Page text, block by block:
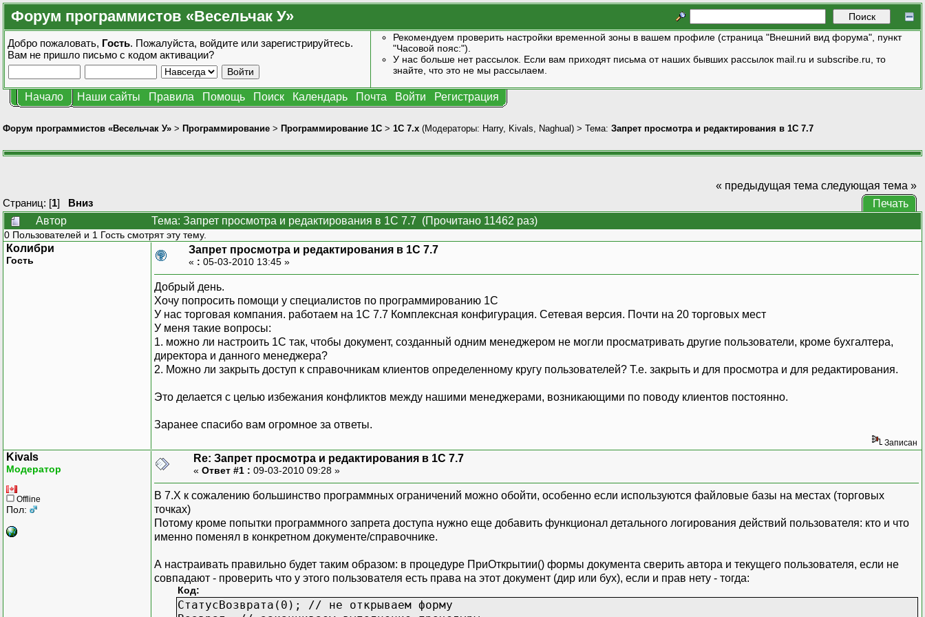
Форум программистов «Весельчак У»
Добро пожаловать, Гость. Пожалуйста, войдите или зарегистрируйтесь.
Вам не пришло письмо с кодом активации?
Рекомендуем проверить настройки временной зоны в вашем профиле (страница "Внешний вид форума", пункт
"Часовой пояс:").
У нас больше нет рассылок. Если вам приходят письма от наших бывших рассылок mail.ru и subscribe.ru, то
знайте, что это не мы рассылаем.
Начало Наши сайты Правила Помощь Поиск Календарь Почта Войти Регистрация
Форум программистов «Весельчак У» > Программирование > Программирование 1С > 1С 7.x (Модераторы: Harry, Kivals Naghual) > Тема: Запрет просмотра и редактирования в 1С 7.7
Страниц: [1] Вниз
« предыдущая тема следующая тема »
Печать
Автор
Тема: Запрет просмотра и редактирования в 1С 7.7 (Прочитано 11462 раз)
0 Пользователей и 1 Гость смотрят эту тему.
Колибри
Гость
Запрет просмотра и редактирования в 1С 7.7
« : 05-03-2010 13:45 »
Добрый день.
Хочу попросить помощи у специалистов по программированию 1С
У нас торговая компания. работаем на 1С 7.7 Комплексная конфигурация. Сетевая версия. Почти на 20 торговых мест
У меня такие вопросы:
1. можно ли настроить 1С так, чтобы документ, созданный одним менеджером не могли просматривать другие пользователи, кроме бухгалтера,
директора и данного менеджера?
2. Можно ли закрыть доступ к справочникам клиентов определенному кругу пользователей? Т.е. закрыть и для просмотра и для редактирования.
Это делается с целью избежания конфликтов между нашими менеджерами, возникающими по поводу клиентов постоянно.
Заранее спасибо вам огромное за ответы.
Записан
Kivals
Модератор
Offline
Пол:
Re: Запрет просмотра и редактирования в 1С 7.7
« Ответ #1 : 09-03-2010 09:28 »
В 7.Х к сожалению большинство программных ограничений можно обойти, особенно если используются файловые базы на местах (торговых
точках)
Потому кроме попытки программного запрета доступа нужно еще добавить функционал детального логирования действий пользователя: кто и что
именно поменял в конкретном документе/справочнике.
А настраивать правильно будет таким образом: в процедуре ПриОткрытии() формы документа сверить автора и текущего пользователя, если не
совпадают - проверить что у этого пользователя есть права на этот документ (дир или бух), если и прав нету - тогда:
Код:
СтатусВозврата(0); // не открываем форму